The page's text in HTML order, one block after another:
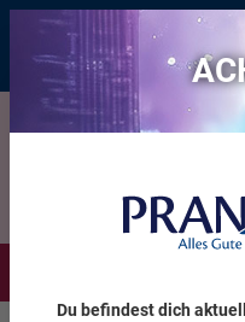
Bis zu 20 € Rabatt* mit
Du befindest dich